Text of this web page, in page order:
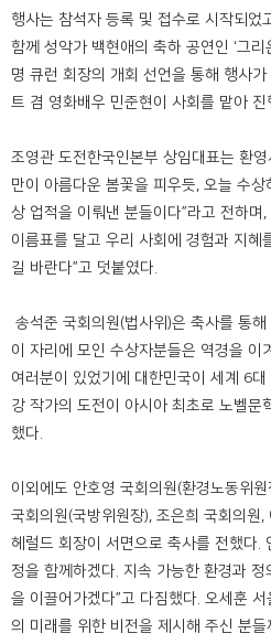
행사는 참석자 등록 및 접수로 시작되었
함께 성악가 백현애의 축하 공연인 ‘그
명 큐런 회장의 개회 선언을 통해 행사
트 겸 영화배우 민준현이 사회를 맡아 진
조영관 도전한국인본부 상임대표는 환
만이 아름다운 봄꽃을 피우듯, 오늘 수
상 업적을 이뤄낸 분들이다”라고 전하며
이름표를 달고 우리 사회에 경험과 지혜
길 바란다”고 덧붙였다.
송석준 국회의원(법사위)은 축사를 통
이 자리에 모인 수상자분들은 역경을 이
여러분이 있었기에 대한민국이 세계 6
강 작가의 도전이 아시아 최초로 노벨문
했다.
이외에도 안호영 국회의원(환경노동위
국회의원(국방위원장), 조은희 국회의원
헤럴드 회장이 서면으로 축사를 전했다.
정을 함께하겠다. 지속 가능한 환경과
을 이끌어가겠다”고 다짐했다. 오세훈
의 미래를 위한 비전을 제시해 주신 분